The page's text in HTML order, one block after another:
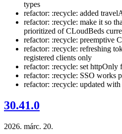
types
refactor: :recycle: added
refactor: :recycle: make it so
prioritized of CLoudBeds
refactor: :recycle: preemptive
refactor: :recycle: refreshing
registered clients only
refactor: :recycle: set httpOnly
refactor: :recycle: SSO works
refactor: :recycle: updated with
30.41.0
2026. márc. 20.